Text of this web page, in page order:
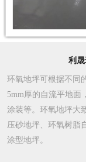
利
环氧地坪可根据不同
5mm厚的自流平地面
涂装等。环氧地坪大
压砂地坪、环氧树脂
涂型地坪。